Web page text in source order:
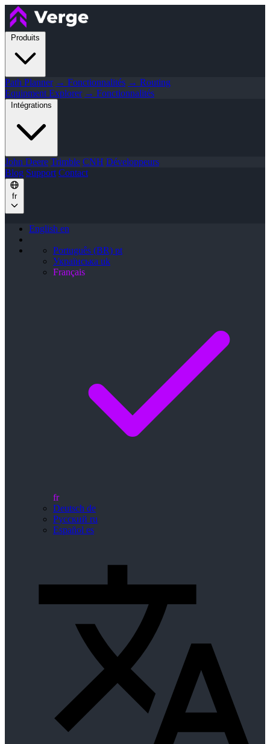
Produits
Path Planner → Fonctionnalités → Routing
Equipment Explorer → Fonctionnalités
Intégrations
John Deere Trimble CNH Développeurs
Blog Support Contact
fr
English en
Português (BR) pt
Українська uk
Français
fr
Deutsch de
Русский ru
Español es